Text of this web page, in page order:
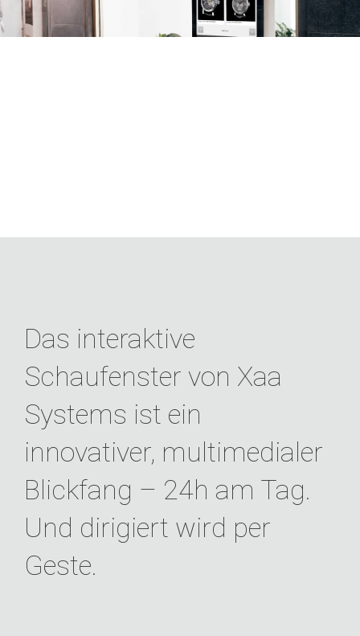
Das interaktive
Schaufenster von Xaa
Systems ist ein
innovativer, multimedialer
Blickfang – 24h am Tag.
Und dirigiert wird per
Geste.